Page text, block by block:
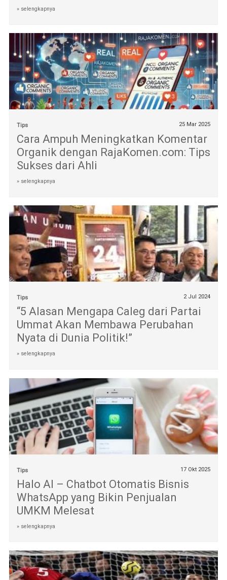
» selengkapnya
Tips 25 Mar 2025
Cara Ampuh Meningkatkan Komentar
Organik dengan RajaKomen.com: Tips
Sukses dari Ahli
» selengkapnya
Tips 2 Jul 2024
“5 Alasan Mengapa Caleg dari Partai
Ummat Akan Membawa Perubahan
Nyata di Dunia Politik!”
» selengkapnya
Tips 17 Okt 2025
Halo AI – Chatbot Otomatis Bisnis
WhatsApp yang Bikin Penjualan
UMKM Melesat
» selengkapnya